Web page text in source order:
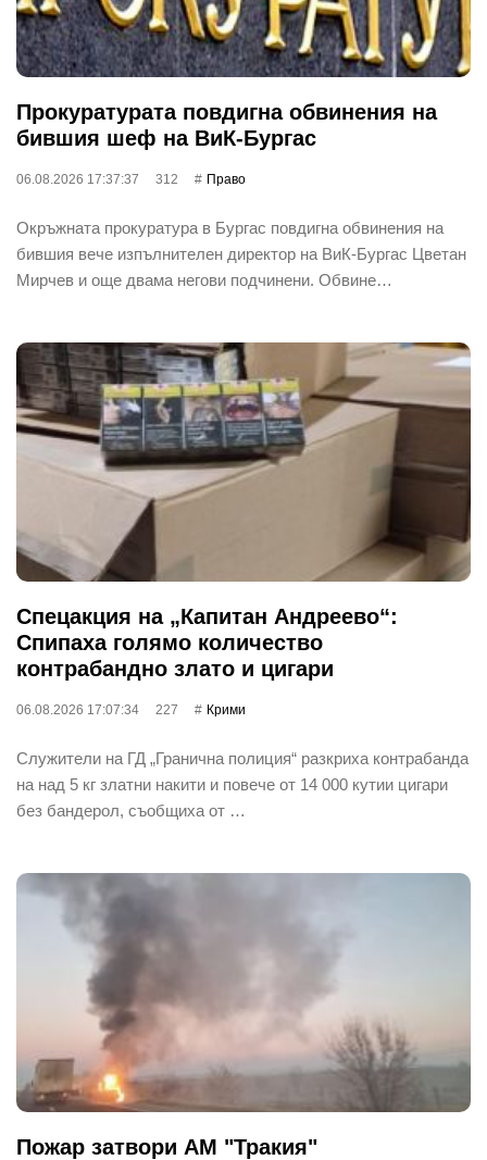
Прокуратурата повдигна обвинения на
бившия шеф на ВиК-Бургас
06.08.2026 17:37:37 312 Право
Окръжната прокуратура в Бургас повдигна обвинения на
бившия вече изпълнителен директор на ВиК-Бургас Цветан
Мирчев и още двама негови подчинени. Обвине…
Спецакция на „Капитан Андреево“:
Спипаха голямо количество
контрабандно злато и цигари
06.08.2026 17:07:34 227 Крими
Служители на ГД „Гранична полиция“ разкриха контрабанда
на над 5 кг златни накити и повече от 14 000 кутии цигари
без бандерол, съобщиха от …
Пожар затвори АМ "Тракия"